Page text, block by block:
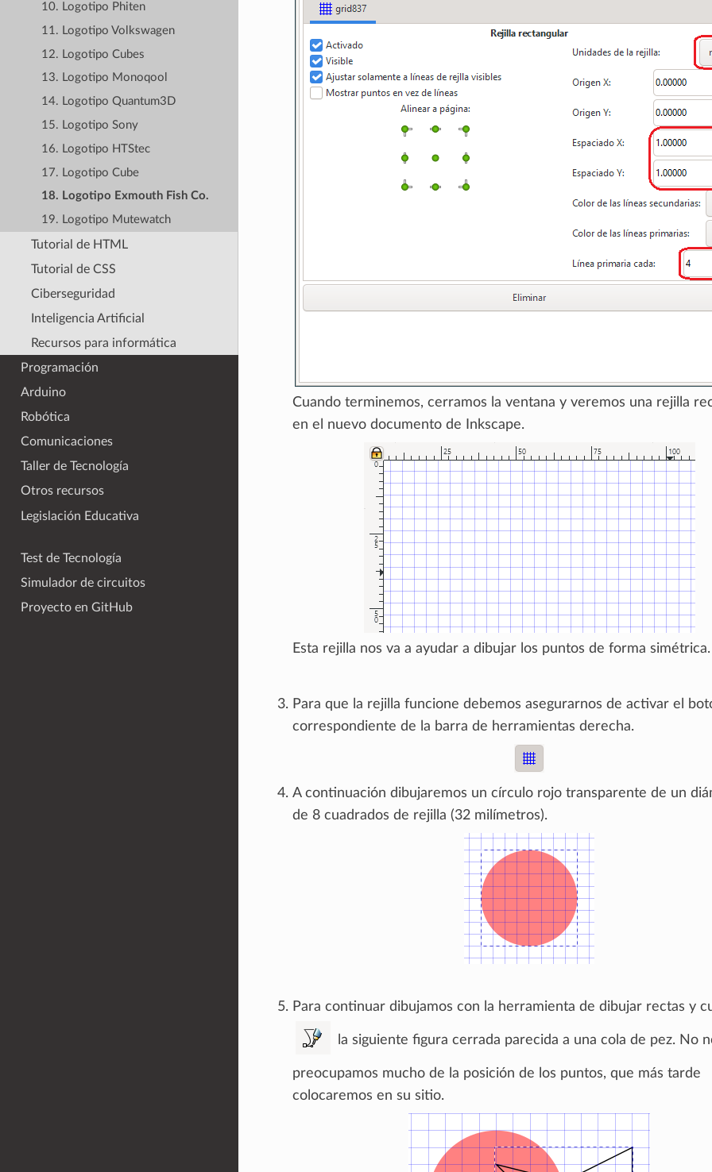
Cuando terminemos, cerramos la ventana y veremos una rejilla
en el nuevo documento de Inkscape.
Esta rejilla nos va a ayudar a dibujar los puntos de forma simétrica.
Para que la rejilla funcione debemos asegurarnos de activar el
correspondiente de la barra de herramientas derecha.
A continuación dibujaremos un círculo rojo transparente de un
de 8 cuadrados de rejilla (32 milímetros).
Para continuar dibujamos con la herramienta de dibujar rectas y
la siguiente figura cerrada parecida a una cola de pez. No
preocupamos mucho de la posición de los puntos, que más tarde
colocaremos en su sitio.
10. Logotipo Phiten
11. Logotipo Volkswagen
12. Logotipo Cubes
13. Logotipo Monoqool
14. Logotipo Quantum3D
15. Logotipo Sony
16. Logotipo HTStec
17. Logotipo Cube
18. Logotipo Exmouth Fish Co.
19. Logotipo Mutewatch
Tutorial de HTML
Tutorial de CSS
Ciberseguridad
Inteligencia Artificial
Recursos para informática
Programación
Arduino
Robótica
Comunicaciones
Taller de Tecnología
Otros recursos
Legislación Educativa
Test de Tecnología
Simulador de circuitos
Proyecto en GitHub